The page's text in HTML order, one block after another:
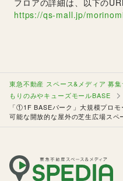
フロアの詳細は、以下の
https://qs-mall.jp/
東急不動産 スペース&メディア 募集
もりのみやキューズモールBASE
「①1F BASEパーク」大規模プロ
可能な開放的な屋外の芝生広場スペ